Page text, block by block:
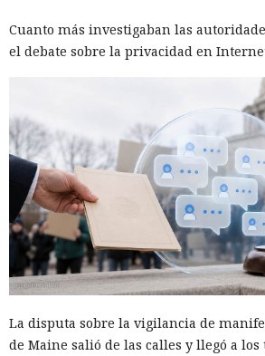
Cuanto más investigaban las
el debate sobre la privacidad en
La disputa sobre la vigilancia de
de Maine salió de las calles y llegó a